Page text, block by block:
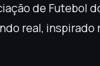
de Futebol
real, inspirado